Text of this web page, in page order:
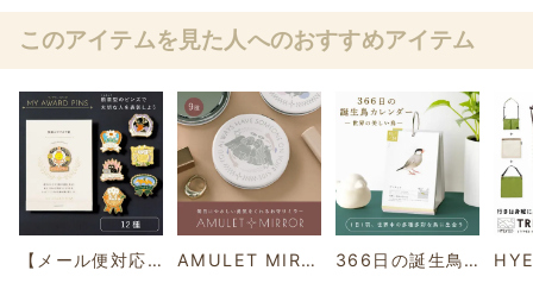
このアイテムを見た人へのおすすめアイテム
【メール便対応】MY AWARD PiNS
AMULET MIRROR
366日の誕生鳥カレンダー -世界の美しい鳥-